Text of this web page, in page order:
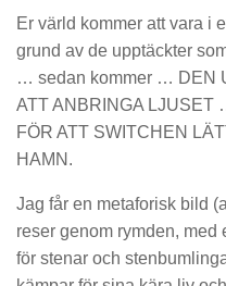
Er värld kommer att vara i
grund av de upptäckter
… sedan kommer … DEN
ATT ANBRINGA
FÖR ATT SWITCHEN
HAMN.
Jag får en metaforisk bild
reser genom rymden, med
för stenar och